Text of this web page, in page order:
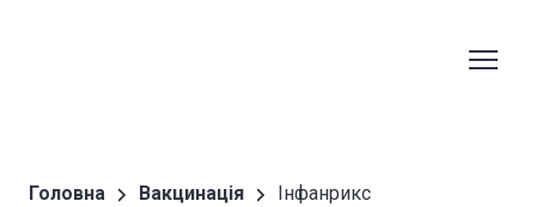
Головна Вакцинація Інфанрикс